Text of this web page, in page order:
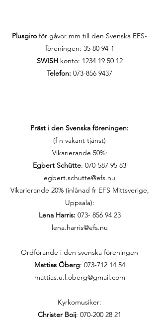
Plusgiro för gåvor mm till den Svenska EFS-
föreningen: 35 80 94-1
SWISHkonto: 1234 19 50 12
Telefon: 073-856 9437
Präst i den Svenska föreningen:
(f n vakant tjänst)
Vikarierande 50%:
Egbert Schütte: 070-587 95 83
egbert.schutte@efs.nu
Vikarierande 20% (inlånad fr EFS Mittsverige,
Uppsala):
Lena Harris: 073- 856 94 23
lena.harris@efs.nu
Ordförande i den svenska föreningen
Mattias Öberg: 073-712 14 54
mattias.u.l.oberg@gmail.com
Kyrkomusiker:
Christer Boij: 070-200 28 21